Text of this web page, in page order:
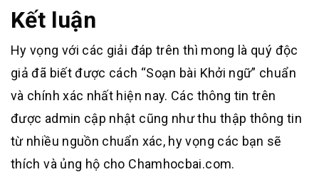
Kết luận
Hy vọng với các giải đáp trên thì mong là quý độc
giả đã biết được cách “Soạn bài Khởi ngữ” chuẩn
và chính xác nhất hiện nay. Các thông tin trên
được admin cập nhật cũng như thu thập thông tin
từ nhiều nguồn chuẩn xác, hy vọng các bạn sẽ
thích và ủng hộ cho Chamhocbai.com.